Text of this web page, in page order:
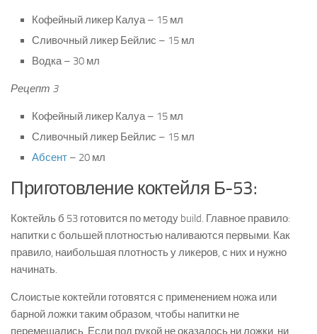
Кофейный ликер Калуа – 15 мл
Сливочный ликер Бейлис – 15 мл
Водка – 30 мл
Рецепт 3
Кофейный ликер Калуа – 15 мл
Сливочный ликер Бейлис – 15 мл
Абсент – 20 мл
Приготовление коктейля Б-53:
Коктейль б 53 готовится по методу build. Главное правило:
напитки с большей плотностью наливаются первыми. Как
правило, наибольшая плотность у ликеров, с них и нужно
начинать.
Слоистые коктейли готовятся с применением ножа или
барной ложки таким образом, чтобы напитки не
перемешались. Если под рукой не оказалось ни ложки, ни